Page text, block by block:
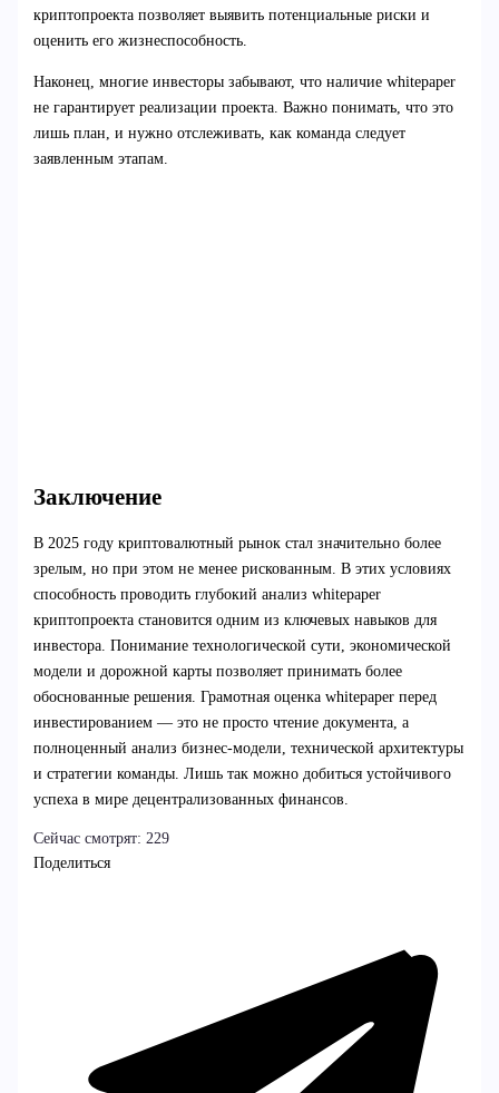
криптопроекта позволяет выявить потенциальные риски и
оценить его жизнеспособность.
Наконец, многие инвесторы забывают, что наличие whitepaper
не гарантирует реализации проекта. Важно понимать, что это
лишь план, и нужно отслеживать, как команда следует
заявленным этапам.
Заключение
В 2025 году криптовалютный рынок стал значительно более
зрелым, но при этом не менее рискованным. В этих условиях
способность проводить глубокий анализ whitepaper
криптопроекта становится одним из ключевых навыков для
инвестора. Понимание технологической сути, экономической
модели и дорожной карты позволяет принимать более
обоснованные решения. Грамотная оценка whitepaper перед
инвестированием — это не просто чтение документа, а
полноценный анализ бизнес-модели, технической архитектуры
и стратегии команды. Лишь так можно добиться устойчивого
успеха в мире децентрализованных финансов.
Сейчас смотрят: 229
Поделиться